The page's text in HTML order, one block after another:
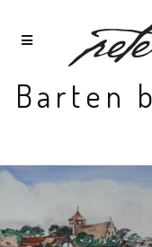
Barten